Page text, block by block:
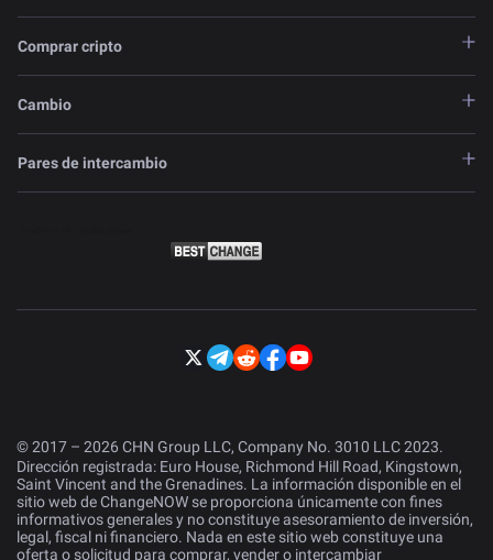
Comprar cripto
Cambio
Pares de intercambio
© 2017 – 2026 CHN Group LLC, Company No. 3010 LLC 2023.
Dirección registrada: Euro House, Richmond Hill Road, Kingstown,
Saint Vincent and the Grenadines. La información disponible en el
sitio web de ChangeNOW se proporciona únicamente con fines
informativos generales y no constituye asesoramiento de inversión,
legal, fiscal ni financiero. Nada en este sitio web constituye una
oferta o solicitud para comprar, vender o intercambiar